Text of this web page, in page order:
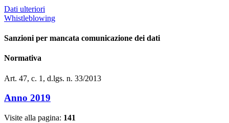
Dati ulteriori
Whistleblowing
Sanzioni per mancata comunicazione dei dati
Normativa
Art. 47, c. 1, d.lgs. n. 33/2013
Anno 2019
Visite alla pagina: 141